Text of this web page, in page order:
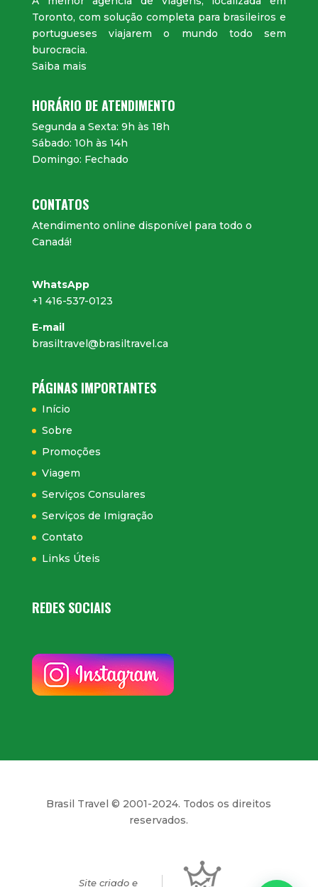
Toronto, com solução completa para brasileiros e
portugueses viajarem o mundo todo sem
burocracia.
Saiba mais
HORÁRIO DE ATENDIMENTO
Segunda a Sexta: 9h às 18h
Sábado: 10h às 14h
Domingo: Fechado
CONTATOS
Atendimento online disponível para todo o
Canadá!
WhatsApp
+1 416-537-0123
E-mail
brasiltravel@brasiltravel.ca
PÁGINAS IMPORTANTES
Início
Sobre
Promoções
Viagem
Serviços Consulares
Serviços de Imigração
Contato
Links Úteis
REDES SOCIAIS
Brasil Travel © 2001-2024. Todos os direitos
reservados.
Site criado e